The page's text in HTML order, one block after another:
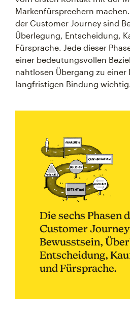
Markenfürsprechern
der Customer Journey sind
Überlegung, Entscheidung,
Fürsprache. Jede dieser
einer bedeutungsvollen
nahtlosen Übergang zu einer
langfristigen Bindung
Die sechs Phasen
Customer
Bewusstsein,
Entscheidung,
und Fürsprache.